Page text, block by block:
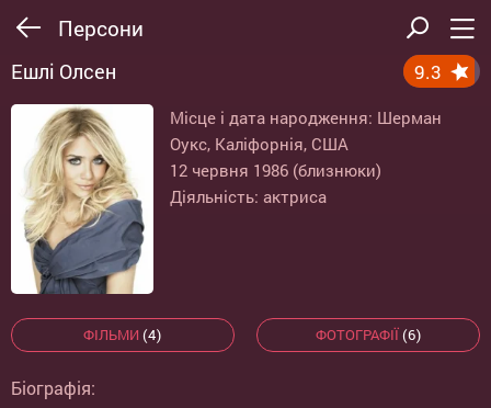
Персони
Ешлі Олсен 9.3
Місце і дата народження: Шерман
Оукс, Каліфорнія, США
12 червня 1986 (близнюки)
Діяльність: актриса
ФІЛЬМИ (4) ФОТОГРАФІЇ(6)
Біографія: